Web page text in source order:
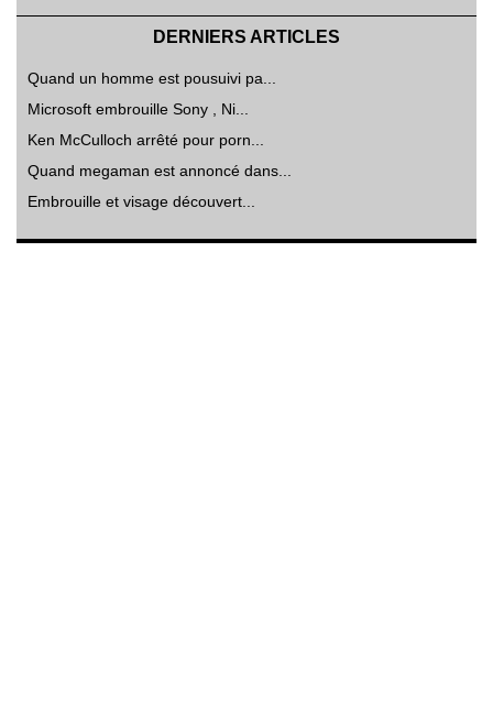
DERNIERS ARTICLES
Quand un homme est pousuivi pa...
Microsoft embrouille Sony , Ni...
Ken McCulloch arrêté pour porn...
Quand megaman est annoncé dans...
Embrouille et visage découvert...